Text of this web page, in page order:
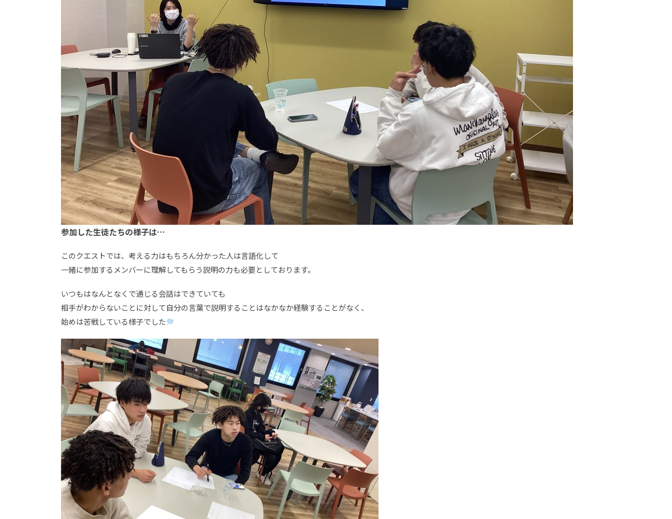
参加した生徒たちの様子は…
このクエストでは、考える力はもちろん分かった人は言語化して
一緒に参加するメンバーに理解してもらう説明の力も必要としております。
いつもはなんとなくで通じる会話はできていても
相手がわからないことに対して自分の言葉で説明することはなかなか経験することがなく、
始めは苦戦している様子でした